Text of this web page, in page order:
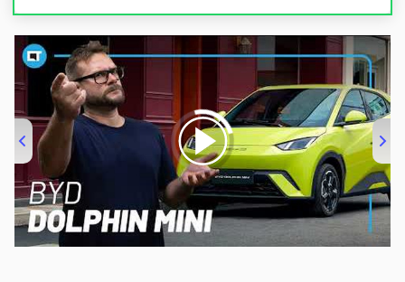
00:00/04:07